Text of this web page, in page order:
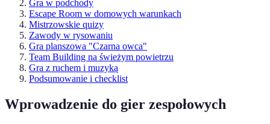
Gra w podchody
Escape Room w domowych warunkach
Mistrzowskie quizy
Zawody w rysowaniu
Gra planszowa "Czarna owca"
Team Building na świeżym powietrzu
Gra z ruchem i muzyką
Podsumowanie i checklist
Wprowadzenie do gier zespołowych